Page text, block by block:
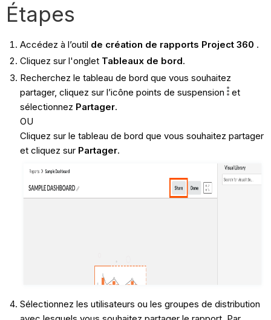
Étapes
Accédez à l’outil de création de rapports Project 360 .
Cliquez sur l'onglet Tableaux de bord.
Recherchez le tableau de bord que vous souhaitez
partager, cliquez sur l’icône points de suspension et
sélectionnez Partager.
OU
Cliquez sur le tableau de bord que vous souhaitez partager
et cliquez sur Partager.
Sélectionnez les utilisateurs ou les groupes de distribution